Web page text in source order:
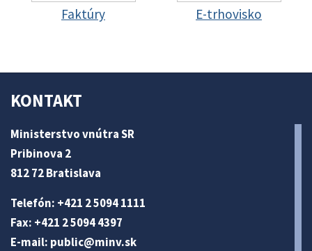
Faktúry E-trhovisko
KONTAKT
Ministerstvo vnútra SR
Pribinova 2
812 72 Bratislava
Telefón: +421 2 5094 1111
Fax: +421 2 5094 4397
E-mail: public@minv.sk